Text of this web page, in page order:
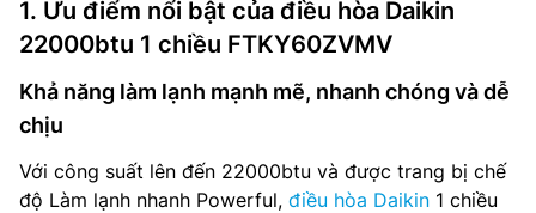
1. Ưu điểm nổi bật của điều hòa Daikin
22000btu 1 chiều FTKY60ZVMV
Khả năng làm lạnh mạnh mẽ, nhanh chóng và dễ
chịu
Với công suất lên đến 22000btu và được trang bị chế
độ Làm lạnh nhanh Powerful, điều hòa Daikin 1 chiều